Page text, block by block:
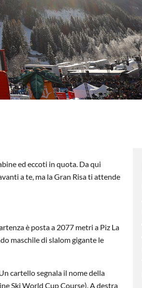
ed eccoti in quota. Da qui
a te, ma la Gran Risa ti attende
è posta a 2077 metri a Piz La
maschile di slalom gigante le
cartello segnala il nome della
Ski World Cup Course). A destra